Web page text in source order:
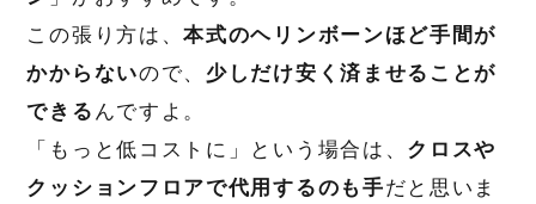
この張り方は、本式のヘリンボーンほど手間が
かからないので、少しだけ安く済ませることが
できるんですよ。
「もっと低コストに」という場合は、 クロスや
クッションフロアで代用するのも手だと思いま